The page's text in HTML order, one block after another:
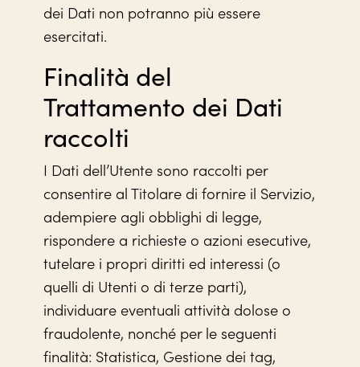
dei Dati non potranno più essere
esercitati.
Finalità del
Trattamento dei Dati
raccolti
I Dati dell’Utente sono raccolti per
consentire al Titolare di fornire il Servizio,
adempiere agli obblighi di legge,
rispondere a richieste o azioni esecutive,
tutelare i propri diritti ed interessi (o
quelli di Utenti o di terze parti),
individuare eventuali attività dolose o
fraudolente, nonché per le seguenti
finalità: Statistica, Gestione dei tag,